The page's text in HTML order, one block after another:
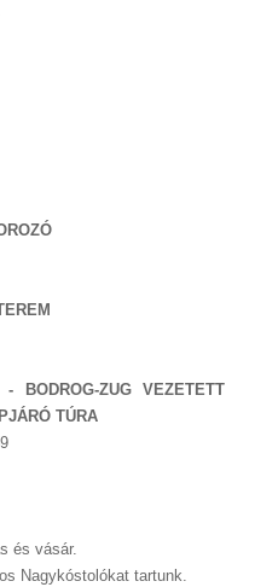
BODROG-ZUG VEZETETT
TÚRA
és vásár.
Nagykóstolókat tartunk.